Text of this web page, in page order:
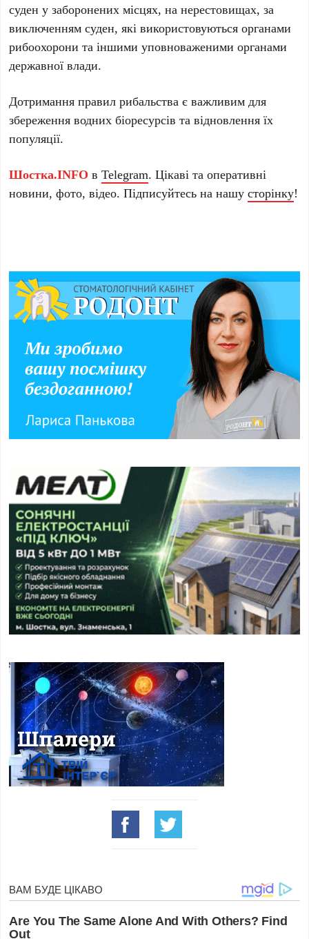
суден у заборонених місцях, на нерестовищах, за
виключенням суден, які використовуються органами
рибоохорони та іншими уповноваженими органами
державної влади.
Дотримання правил рибальства є важливим для
збереження водних біоресурсів та відновлення їх
популяції.
Шостка.INFO вTelegram. Цікаві та оперативні
новини, фото, відео. Підписуйтесь на нашусторінку!